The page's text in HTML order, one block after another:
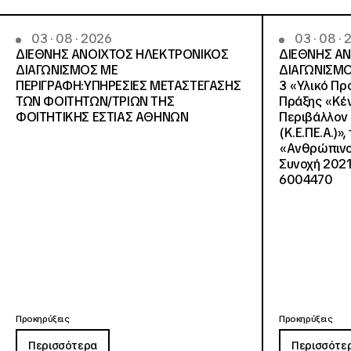
03 · 08 · 2026
ΔΙΕΘΝΗΣ ΑΝΟΙΧΤΟΣ ΗΛΕΚΤΡΟΝΙΚΟΣ
ΔΙΑΓΩΝΙΣΜΟΣ ΜΕ
ΠΕΡΙΓΡΑΦΗ:ΥΠΗΡΕΣΙΕΣ METAΣΤΕΓΑΣΗΣ
ΤΩΝ ΦΟΙΤΗΤΩΝ/ΤΡΙΩΝ ΤΗΣ
ΦΟΙΤΗΤΙΚΗΣ ΕΣΤΙΑΣ ΑΘΗΝΩΝ
Προκηρύξεις
Περισσότερα
03 · 08 ·
ΔΙΕΘΝΗΣ
3 «Υλικό
Πράξης
Περιβάλλον
(Κ.Ε.ΠΕ.Α.)»,
«Ανθρώπινο
Συνοχή
6004470
Προκηρύξεις